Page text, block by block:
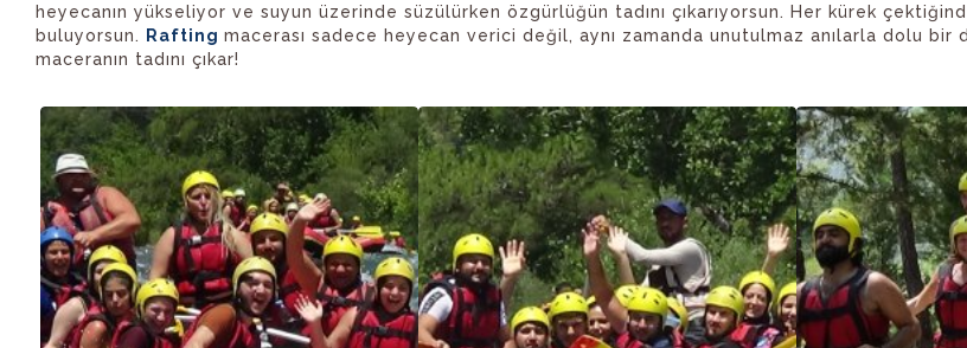
heyecanın yükseliyor ve suyun üzerinde süzülürken özgürlüğün tadını çıkarıyorsun. Her kürek
buluyorsun.
Rafting macerası sadece heyecan verici değil, aynı zamanda unutulmaz anılarla dolu
maceranın tadını çıkar!